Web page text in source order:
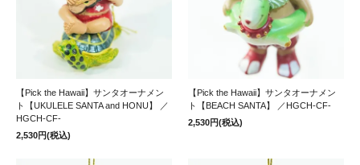
【Pick the Hawaii】サンタオーナメン
ト【UKULELE SANTA and HONU】 ／
HGCH-CF-
2,530円(税込)
【Pick the Hawaii】サンタオーナメン
ト【BEACH SANTA】 ／HGCH-CF-
2,530円(税込)